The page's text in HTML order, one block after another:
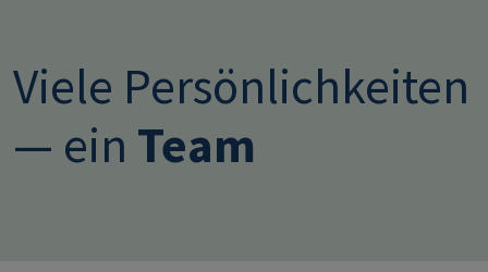
Viele Persönlichkeiten
— ein Team